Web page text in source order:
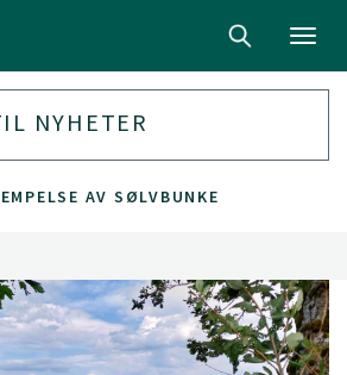
NYHETER
AV SØLVBUNKE